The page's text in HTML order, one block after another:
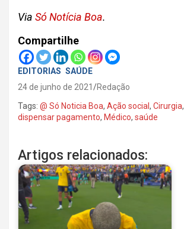
Via Só Notícia Boa.
Compartilhe
EDITORIAS SAÚDE
24 de junho de 2021
Redação
Tags: @ Só Noticia Boa, Ação social , Cirurgia,
dispensar pagamento, Médico, saúde
Artigos relacionados: